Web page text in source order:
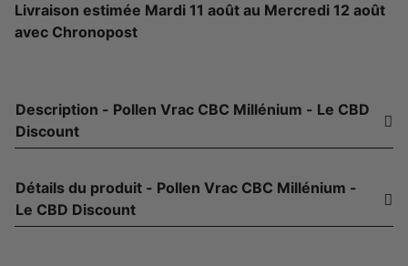
Livraison estimée Mardi 11 août au Mercredi 12 août
avec Chronopost
Description - Pollen Vrac CBC Millénium - Le CBD
Discount
Détails du produit - Pollen Vrac CBC Millénium -
Le CBD Discount